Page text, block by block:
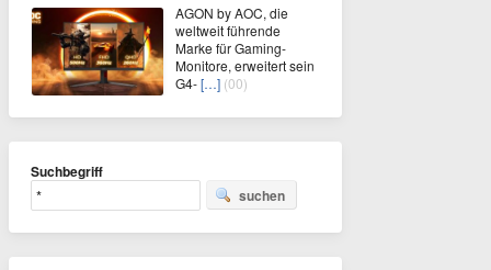
AGON by AOC, die
weltweit führende
Marke für Gaming-
Monitore, erweitert sein
G4-[…] (00)
Suchbegriff
suchen